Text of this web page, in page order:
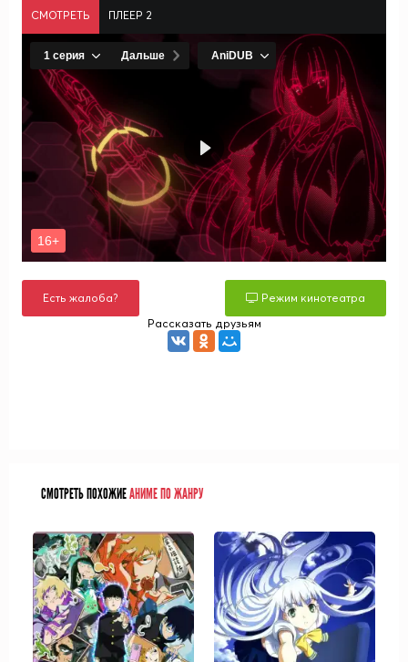
СМОТРЕТЬ ПЛЕЕР 2
Есть жалоба?
Режим кинотеатра
Рассказать друзьям
СМОТРЕТЬ ПОХОЖИЕАНИМЕ ПО ЖАНРУ